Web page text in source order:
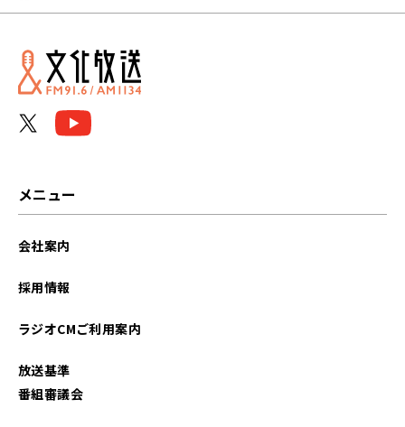
2026年05月
2026年04月
メニュー
会社案内
採用情報
ラジオCMご利用案内
放送基準
番組審議会